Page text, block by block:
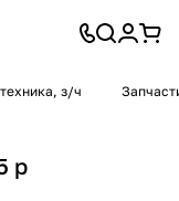
з/ч
p